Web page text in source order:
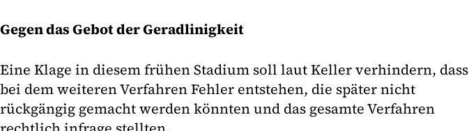
Gegen das Gebot der Geradlinigkeit
Eine Klage in diesem frühen Stadium soll laut Keller verhindern, dass
bei dem weiteren Verfahren Fehler entstehen, die später nicht
rückgängig gemacht werden könnten und das gesamte Verfahren